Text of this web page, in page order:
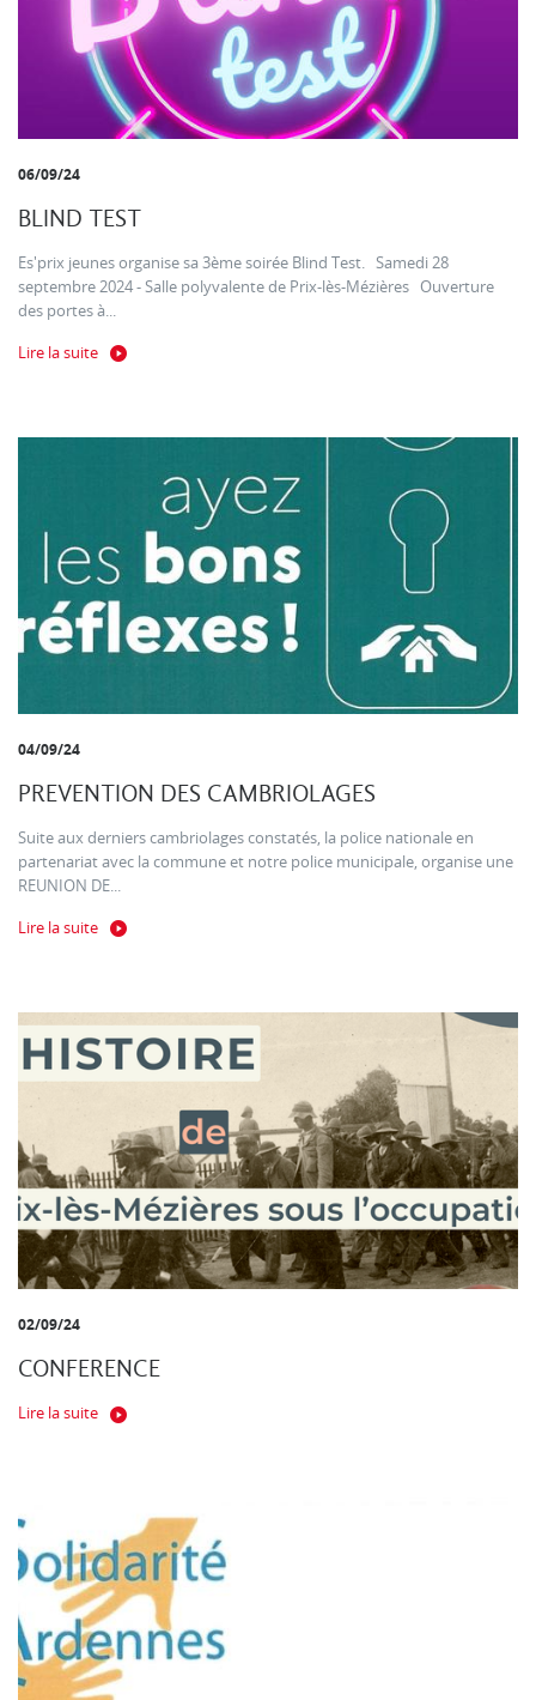
06/09/24
BLIND TEST
Es'prix jeunes organise sa 3ème soirée Blind Test. Samedi 28
septembre 2024 - Salle polyvalente de Prix-lès-Mézières Ouverture
des portes à...
Lire la suite
04/09/24
PREVENTION DES CAMBRIOLAGES
Suite aux derniers cambriolages constatés, la police nationale en
partenariat avec la commune et notre police municipale, organise une
REUNION DE...
Lire la suite
02/09/24
CONFERENCE
Lire la suite